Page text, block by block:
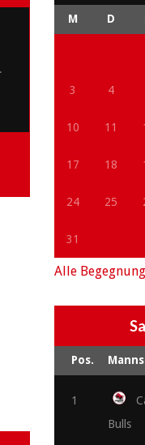
M D
3 4
10 11
17 18
24 25
31
Alle
Pos.
1
Bulls